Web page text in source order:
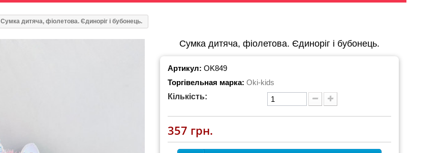
Сумка дитяча, фіолетова. Єдиноріг і бубонець.
Сумка дитяча, фіолетова. Єдиноріг і бубонець.
Артикул: OK849
Торгівельная марка: Oki-kids
Кількість:
357 грн.